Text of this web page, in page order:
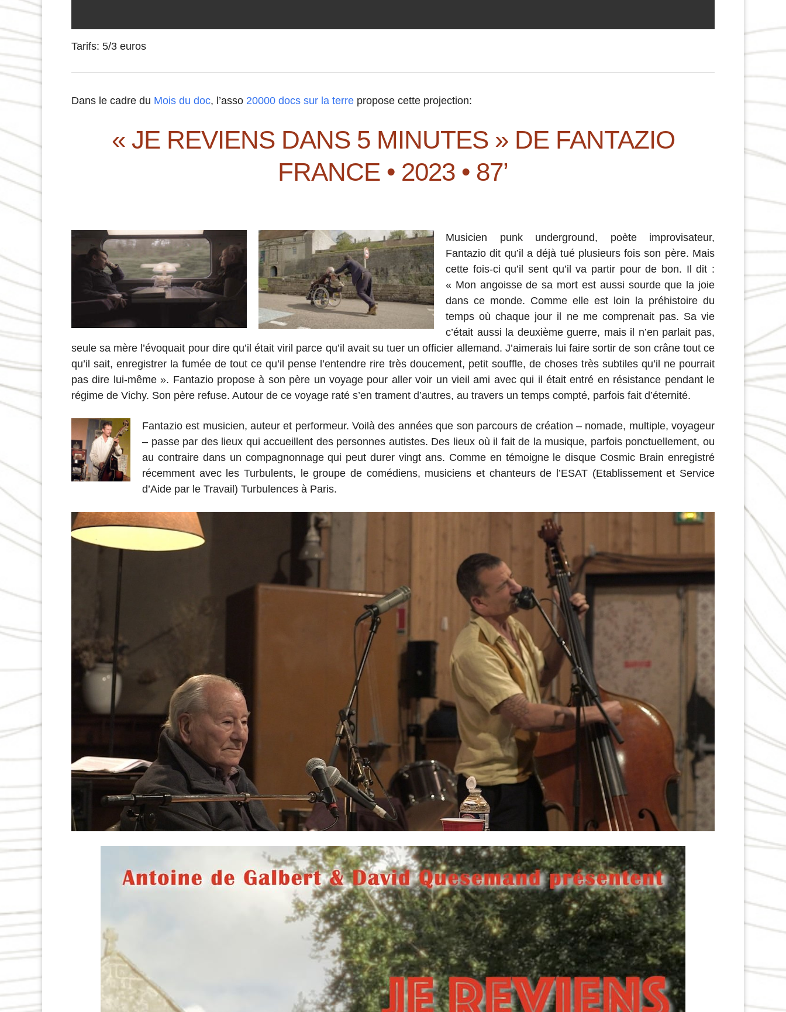
Tarifs: 5/3 euros
Dans le cadre du Mois du doc, l’asso 20000 docs sur la terre propose cette projection:
« JE REVIENS DANS 5 MINUTES » DE FANTAZIO
FRANCE • 2023 • 87’
Musicien punk underground, poète improvisateur,
Fantazio dit qu’il a déjà tué plusieurs fois son père. Mais
cette fois-ci qu’il sent qu’il va partir pour de bon. Il dit :
« Mon angoisse de sa mort est aussi sourde que la joie
dans ce monde. Comme elle est loin la préhistoire du
temps où chaque jour il ne me comprenait pas. Sa vie
c’était aussi la deuxième guerre, mais il n’en parlait pas,
seule sa mère l’évoquait pour dire qu’il était viril parce qu’il avait su tuer un officier allemand. J’aimerais lui faire sortir de son crâne tout ce
qu’il sait, enregistrer la fumée de tout ce qu’il pense l’entendre rire très doucement, petit souffle, de choses très subtiles qu’il ne pourrait
pas dire lui-même ». Fantazio propose à son père un voyage pour aller voir un vieil ami avec qui il était entré en résistance pendant le
régime de Vichy. Son père refuse. Autour de ce voyage raté s’en trament d’autres, au travers un temps compté, parfois fait d’éternité.
Fantazio est musicien, auteur et performeur. Voilà des années que son parcours de création – nomade, multiple, voyageur
– passe par des lieux qui accueillent des personnes autistes. Des lieux où il fait de la musique, parfois ponctuellement, ou
au contraire dans un compagnonnage qui peut durer vingt ans. Comme en témoigne le disque Cosmic Brain enregistré
récemment avec les Turbulents, le groupe de comédiens, musiciens et chanteurs de l’ESAT (Etablissement et Service
d’Aide par le Travail) Turbulences à Paris.